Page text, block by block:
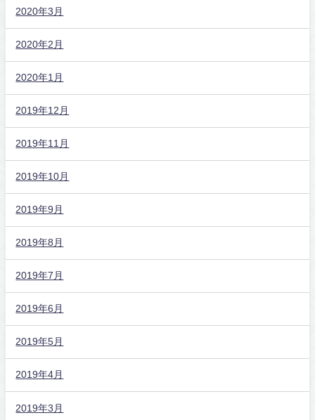
2020年3月
2020年2月
2020年1月
2019年12月
2019年11月
2019年10月
2019年9月
2019年8月
2019年7月
2019年6月
2019年5月
2019年4月
2019年3月